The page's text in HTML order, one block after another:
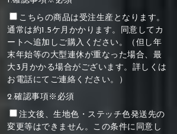
こちらの商品は受注生産となります。
通常は約1.5ケ月かかります。同意してカ
ートへ追加しご購入ください。（但し年
末年始等の大型連休が重なった場合、最
大3月かかる場合がございます。詳しくは
お電話にてご連絡ください。）
2.確認事項※必須
注文後、生地色・ステッチ色発送先の
変更等はできません。この条件に同意し